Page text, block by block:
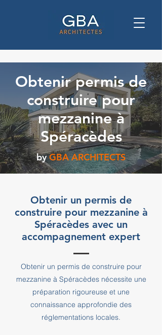
Obtenir permis de
construire pour
mezzanine à
Spéracèdes
by GBA ARCHITECTS
Obtenir un permis de
construire pour mezzanine à
Spéracèdes avec un
accompagnement expert
Obtenir un permis de construire pour
mezzanine à Spéracèdes nécessite une
préparation rigoureuse et une
connaissance approfondie des
réglementations locales.